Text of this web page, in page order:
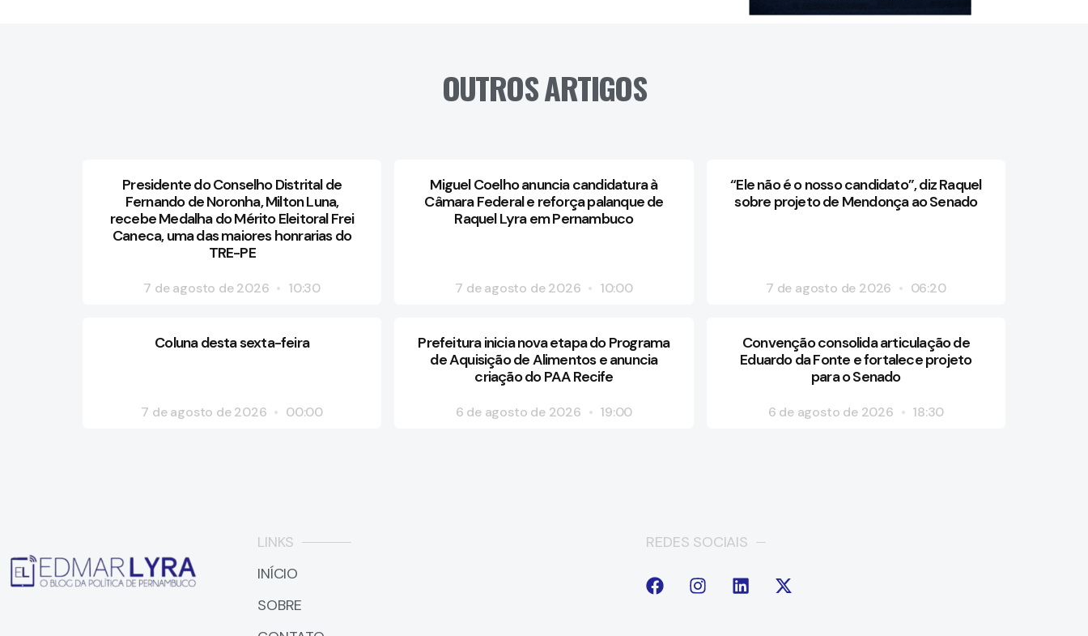
OUTROS ARTIGOS
Presidente do Conselho Distrital de
Fernando de Noronha, Milton Luna,
recebe Medalha do Mérito Eleitoral Frei
Caneca, uma das maiores honrarias do
TRE-PE
7 de agosto de 2026 10:30
Miguel Coelho anuncia candidatura à
Câmara Federal e reforça palanque de
Raquel Lyra em Pernambuco
7 de agosto de 2026 10:00
“Ele não é o nosso candidato”, diz Raquel
sobre projeto de Mendonça ao Senado
7 de agosto de 2026 06:20
Coluna desta sexta-feira
7 de agosto de 2026 00:00
Prefeitura inicia nova etapa do Programa
de Aquisição de Alimentos e anuncia
criação do PAA Recife
6 de agosto de 2026 19:00
Convenção consolida articulação de
Eduardo da Fonte e fortalece projeto
para o Senado
6 de agosto de 2026 18:30
LINKS
INÍCIO
SOBRE
REDES SOCIAIS